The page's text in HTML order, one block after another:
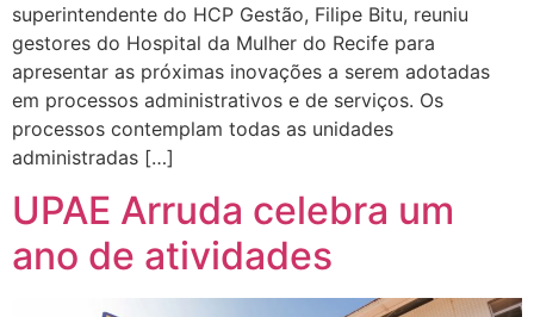
superintendente do HCP Gestão, Filipe Bitu, reuniu
gestores do Hospital da Mulher do Recife para
apresentar as próximas inovações a serem adotadas
em processos administrativos e de serviços. Os
processos contemplam todas as unidades
administradas […]
UPAE Arruda celebra um
ano de atividades